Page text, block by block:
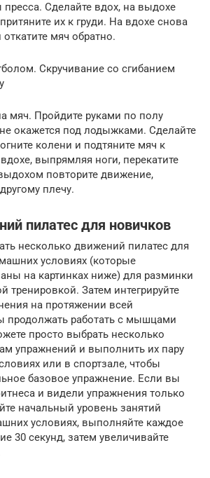
Сделайте вдох, на выдохе
их к груди. На вдохе снова
мяч обратно.
Скручивание со сгибанием
мяч. Пройдите руками по полу
окажется под лодыжками. Сделайте
колени и подтяните мяч к
выпрямляя ноги, перекатите
повторите движение,
плечу.
пилатес для новичков
несколько движений пилатес для
условиях (которые
на картинках ниже) для разминки
тренировкой. Затем интегрируйте
на протяжении всей
продолжать работать с мышцами
просто выбрать несколько
упражнений и выполнить их пару
или в спортзале, чтобы
базовое упражнение. Если вы
и видели упражнения только
начальный уровень занятий
условиях, выполняйте каждое
30 секунд, затем увеличивайте